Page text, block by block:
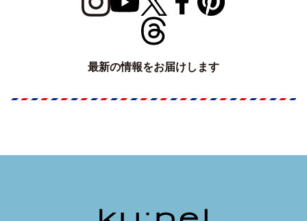
最新の情報をお届けします